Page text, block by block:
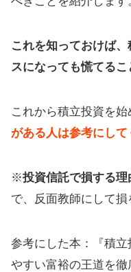
これを知っておけば
スになっても慌てる
これから積立投資を始
がある人は参考にして
※投資信託で損する
で、反面教師にして
参考にした本：『積
やすい富裕の王道を徹